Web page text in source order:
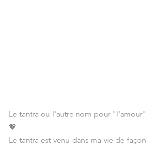
Le tantra ou l'autre nom pour "l'amour"
💖
Le tantra est venu dans ma vie de façon